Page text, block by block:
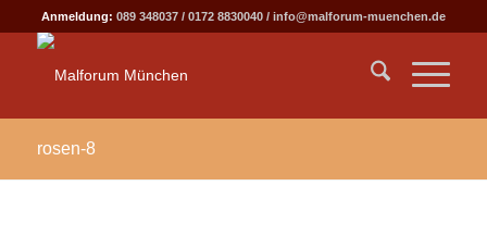
Anmeldung: 089 348037/ 0172 8830040/ info@malforum-muenchen.de
rosen-8